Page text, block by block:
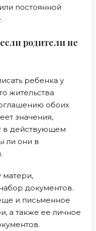
постоянной
родители не
ребенка у
жительства
обоих
значения,
в действующем
ли они в
матери,
документов.
и письменное
а также ее личное